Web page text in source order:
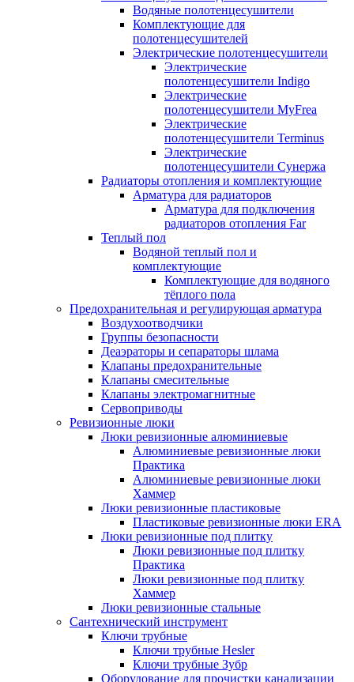
Водяные полотенцесушители
Комплектующие для
полотенцесушителей
Электрические полотенцесушители
Электрические
полотенцесушители Indigo
Электрические
полотенцесушители MyFrea
Электрические
полотенцесушители Terminus
Электрические
полотенцесушители Сунержа
Радиаторы отопления и комплектующие
Арматура для радиаторов
Арматура для подключения
радиаторов отопления Far
Теплый пол
Водяной теплый пол и
комплектующие
Комплектующие для водяного
тёплого пола
Предохранительная и регулирующая арматура
Воздухоотводчики
Группы безопасности
Деаэраторы и сепараторы шлама
Клапаны предохранительные
Клапаны смесительные
Клапаны электромагнитные
Сервоприводы
Ревизионные люки
Люки ревизионные алюминиевые
Алюминиевые ревизионные люки
Практика
Алюминиевые ревизионные люки
Хаммер
Люки ревизионные пластиковые
Пластиковые ревизионные люки ERA
Люки ревизионные под плитку
Люки ревизионные под плитку
Практика
Люки ревизионные под плитку
Хаммер
Люки ревизионные стальные
Сантехнический инструмент
Ключи трубные
Ключи трубные Hesler
Ключи трубные Зубр
Оборудование для прочистки канализации